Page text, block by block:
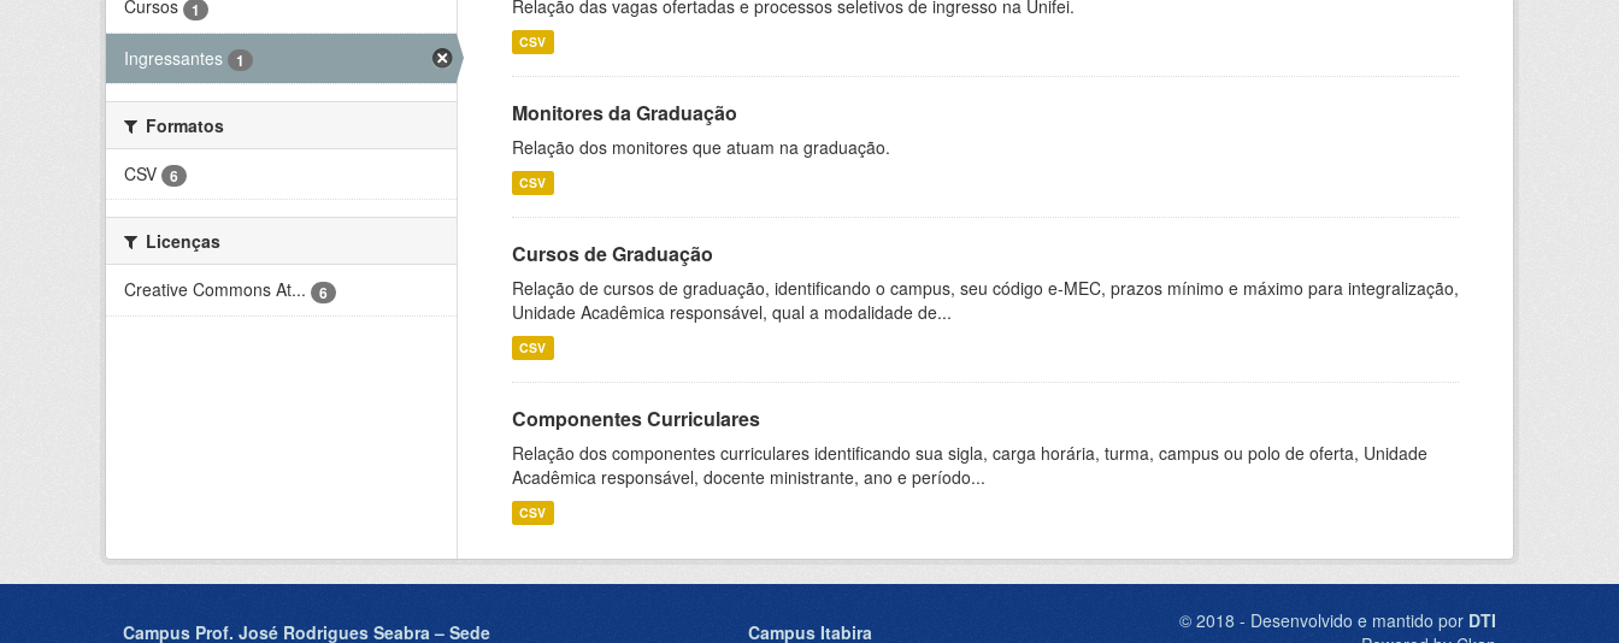
Cursos 1
Ingressantes 1
Formatos
CSV
6
Licenças
Creative Commons At...
6
Relação das vagas ofertadas e processos seletivos de ingresso na Unifei.
CSV
Monitores da Graduação
Relação dos monitores que atuam na graduação.
CSV
Cursos de Graduação
Relação de cursos de graduação, identificando o campus, seu código e-MEC, prazos mínimo e máximo para integralização,
Unidade Acadêmica responsável, qual a modalidade de...
CSV
Componentes Curriculares
Relação dos componentes curriculares identificando sua sigla, carga horária, turma, campus ou polo de oferta, Unidade
Acadêmica responsável, docente ministrante, ano e período...
CSV
Campus Prof. José Rodrigues Seabra – Sede Campus Itabira © 2018 - Desenvolvido e mantido por DTI